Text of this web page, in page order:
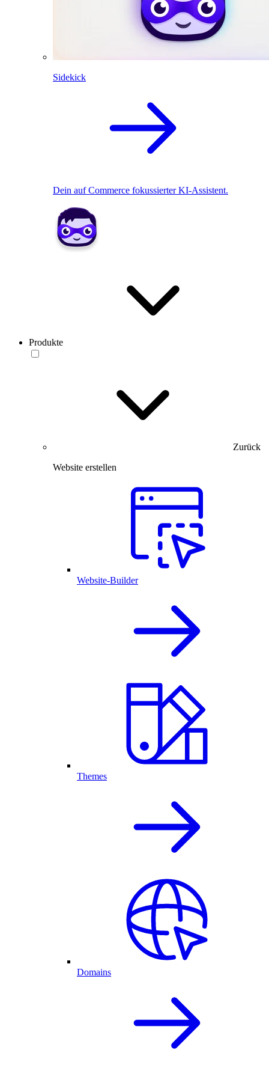
Sidekick
Dein auf Commerce fokussierter KI-Assistent.
Produkte
Zurück
Website erstellen
Website-Builder
Themes
Domains